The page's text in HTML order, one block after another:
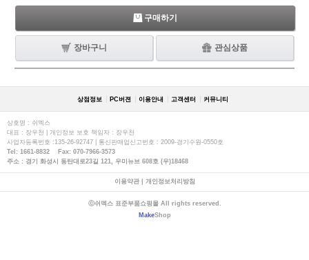
구매하기
장바구니 관심상품
상점정보 PC버젼 이용안내 고객센터 커뮤니티
상호명 : 쉬멕스
대표 : 장우천 | 개인정보 보호 책임자 : 장우천
사업자등록번호 :135-26-92747 | 통신판매업신고번호 : 2009-경기수원-0550호
Tel: 1661-8832 Fax: 070-7966-3573
주소 : 경기 화성시 동탄대로23길 121, 우미뉴브 608호 (우)18468
이용약관| 개인정보처리방침
ⓒ쉬멕스 표준부품쇼핑몰 All rights reserved.
MakeShop